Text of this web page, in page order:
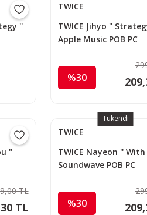
''
TWICE
TWICE Jihyo ''
Apple Music POB PC
%30
''
TL
TL
Tükendi
TWICE
TWICE Nayeon '' With
Soundwave POB PC
%30